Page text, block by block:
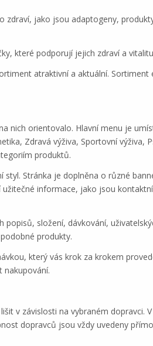
jako jsou adaptogeny,
které podporují jejich zdraví a
atraktivní a aktuální. Sortiment
nich orientovalo. Hlavní menu je
Zdravá výživa, Sportovní výživa,
produktů.
Stránka je doplněna o různé
informace, jako jsou
složení, dávkování,
produkty.
který vás krok za krokem
nakupování.
v závislosti na vybraném dopravci.
dopravců jsou vždy uvedeny